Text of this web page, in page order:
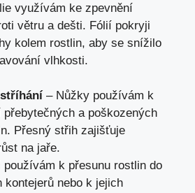
využívám ke zpevnění
větru a dešti. Fólií pokryji
kolem rostlin, aby se snížilo
vlhkosti.
– Nůžky používám k
přebytečných a poškozených
Přesný střih zajišťuje
na jaře.
používám k přesunu rostlin do
kontejerů nebo k jejich